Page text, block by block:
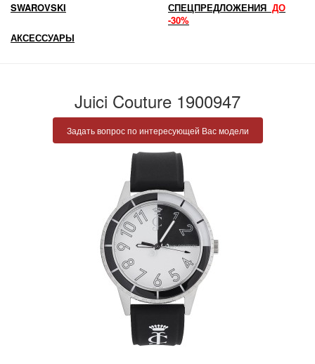
SWAROVSKI
СПЕЦПРЕДЛОЖЕНИЯ ДО
-30%
АКСЕССУАРЫ
Juici Couture 1900947
Задать вопрос по интересующей Вас модели